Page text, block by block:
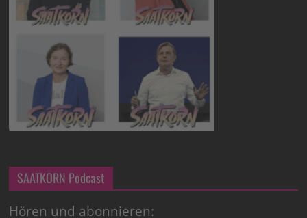
SAATKORN Podcast
Hören und abonnieren: